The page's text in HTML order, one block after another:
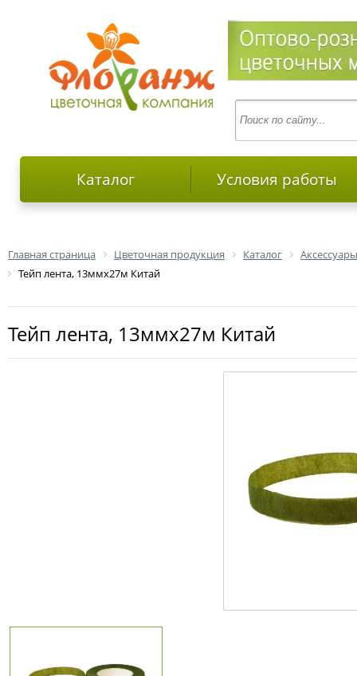
Каталог Условия работы
Главная страница Цветочная продукция Каталог
Тейп лента, 13ммх27м Китай
Тейп лента, 13ммх27м Китай